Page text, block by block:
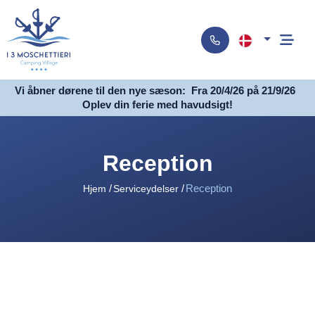
Vi åbner dørene til den nye sæson:
Fra 20/4/26 på 21/9/26
Oplev din ferie med havudsigt!
Reception
Hjem Serviceydelser Reception